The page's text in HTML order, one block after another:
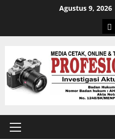
Agustus 9, 2026